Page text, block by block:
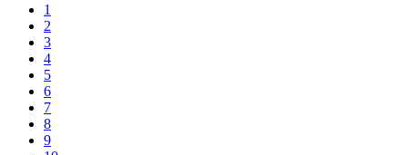
1
2
3
4
5
6
7
8
9